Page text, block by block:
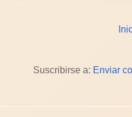
Suscribirse a: Enviar